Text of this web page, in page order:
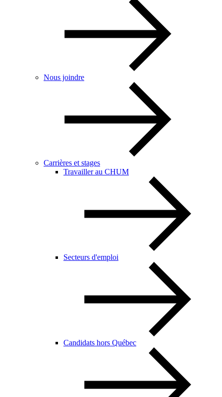
Nous joindre
Carrières et stages
Travailler au CHUM
Secteurs d'emploi
Candidats hors Québec